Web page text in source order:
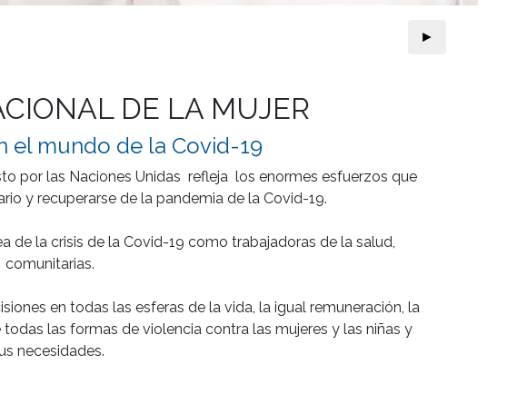
►
DE LA MUJER
el mundo de la Covid-19
por las Naciones Unidas  refleja  los enormes esfuerzos que
y recuperarse de la pandemia de la Covid-19.
de la crisis de la Covid-19 como trabajadoras de la salud,
en todas las esferas de la vida, la igual remuneración, la
las formas de violencia contra las mujeres y las niñas y